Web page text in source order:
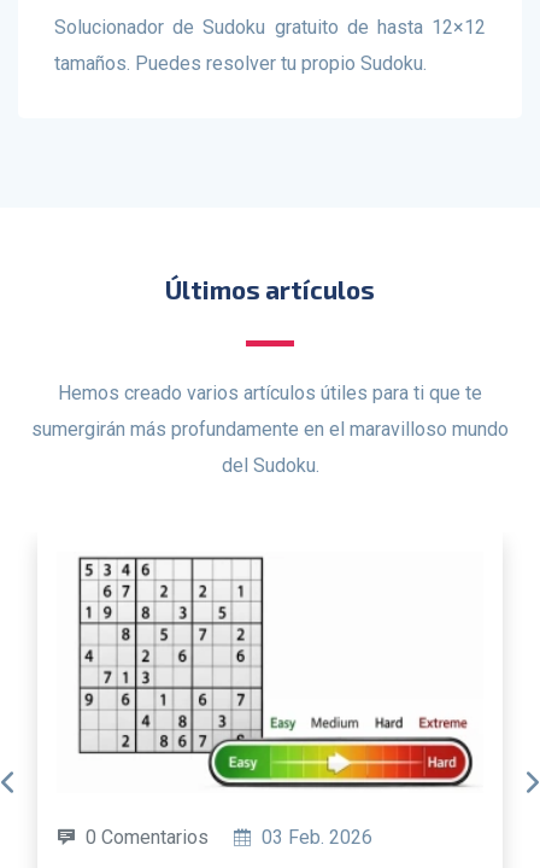
Solucionador de Sudoku gratuito de hasta 12×12
tamaños. Puedes resolver tu propio Sudoku.
Últimos artículos
Hemos creado varios artículos útiles para ti que te
sumergirán más profundamente en el maravilloso mundo
del Sudoku.
0 Comentarios 03 Feb. 2026